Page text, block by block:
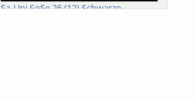
Sa-Uni SoSe 26 (12) Schwarze